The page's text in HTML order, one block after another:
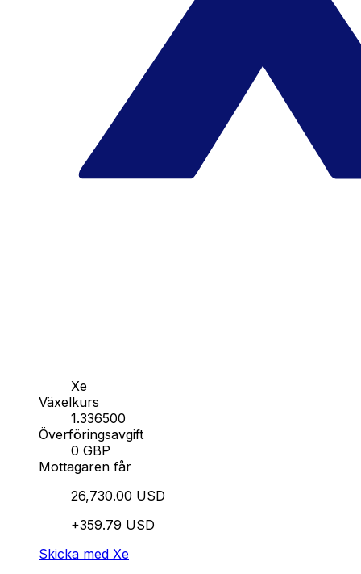
Xe
Växelkurs
1.336500
Överföringsavgift
0 GBP
Mottagaren får
26,730.00 USD
+359.79 USD
Skicka med Xe